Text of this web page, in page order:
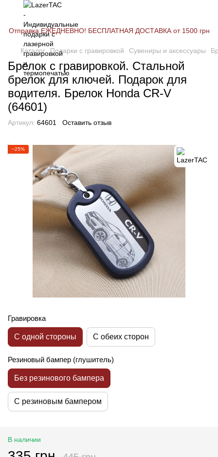
Отправка ЕЖЕДНЕВНО! БЕСПЛАТНАЯ ДОСТАВКА от 1500 грн
Каталог Подарки с гравировкой Сувениры и аксессуары
Брелок с гравировкой. Стальной
брелок для ключей. Подарок для
водителя. Брелок Honda CR-V
(64601)
Артикул: 64601 Оставить отзыв
−25%
Гравировка
С одной стороны С обеих сторон
Резиновый бампер (глушитель)
Без резинового бампера
С резиновым бампером
В наличии